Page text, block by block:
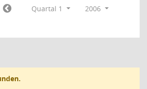
Quartal 1
2006